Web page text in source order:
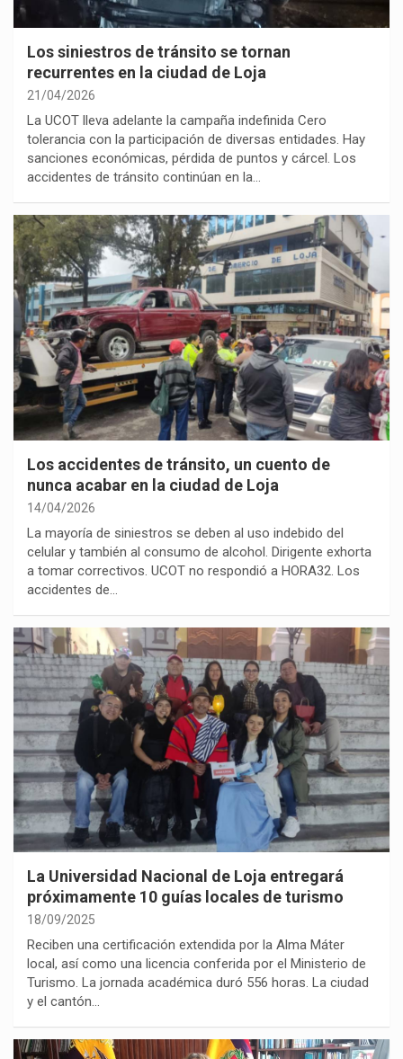
Los siniestros de tránsito se tornan
recurrentes en la ciudad de Loja
21/04/2026
La UCOT lleva adelante la campaña indefinida Cero
tolerancia con la participación de diversas entidades. Hay
sanciones económicas, pérdida de puntos y cárcel. Los
accidentes de tránsito continúan en la…
Los accidentes de tránsito, un cuento de
nunca acabar en la ciudad de Loja
14/04/2026
La mayoría de siniestros se deben al uso indebido del
celular y también al consumo de alcohol. Dirigente exhorta
a tomar correctivos. UCOT no respondió a HORA32. Los
accidentes de…
La Universidad Nacional de Loja entregará
próximamente 10 guías locales de turismo
18/09/2025
Reciben una certificación extendida por la Alma Máter
local, así como una licencia conferida por el Ministerio de
Turismo. La jornada académica duró 556 horas. La ciudad
y el cantón…